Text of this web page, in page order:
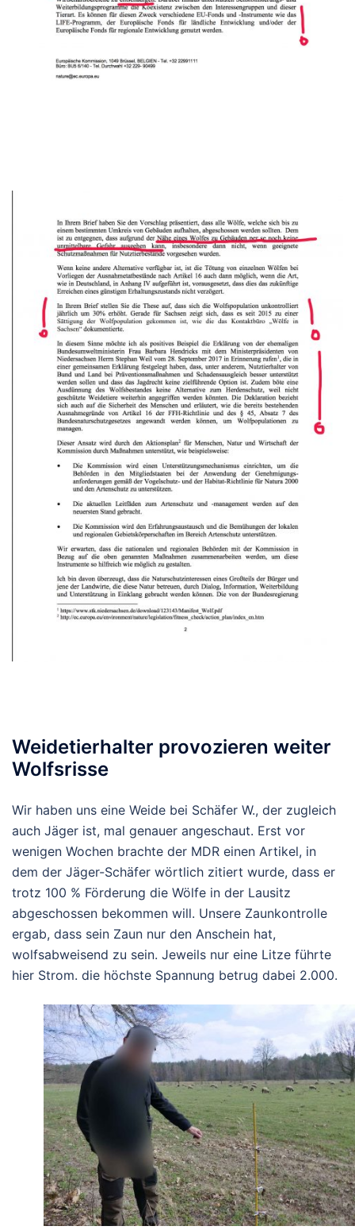
Weidetierhalter provozieren weiter
Wolfsrisse
Wir haben uns eine Weide bei Schäfer W., der zugleich
auch Jäger ist, mal genauer angeschaut. Erst vor
wenigen Wochen brachte der MDR einen Artikel, in
dem der Jäger-Schäfer wörtlich zitiert wurde, dass er
trotz 100 % Förderung die Wölfe in der Lausitz
abgeschossen bekommen will. Unsere Zaunkontrolle
ergab, dass sein Zaun nur den Anschein hat,
wolfsabweisend zu sein. Jeweils nur eine Litze führte
hier Strom. die höchste Spannung betrug dabei 2.000.